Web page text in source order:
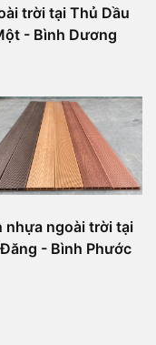
trời tại Thủ Dầu
- Bình Dương
nhựa ngoài trời tại
- Bình Phước